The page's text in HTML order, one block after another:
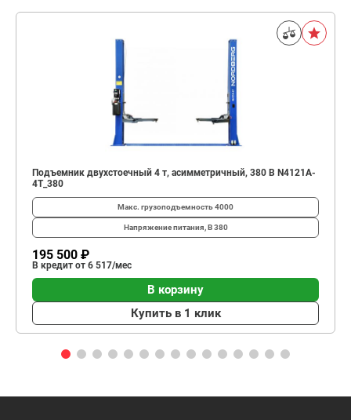
Подъемник двухстоечный 4 т, асимметричный, 380 В N4121A-
4T_380
Макс. грузоподъемность4000
Напряжение питания, В380
195 500 ₽
В кредит от 6 517/мес
В корзину
Купить в 1 клик